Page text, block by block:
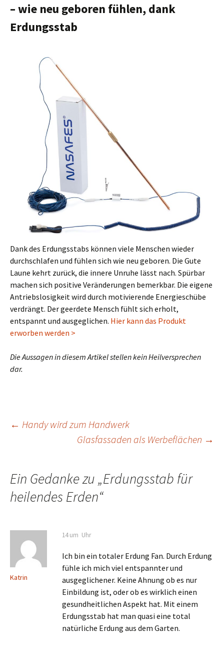
– wie neu geboren fühlen, dank
Erdungsstab
Dank des Erdungsstabs können viele Menschen wieder
durchschlafen und fühlen sich wie neu geboren. Die Gute
Laune kehrt zurück, die innere Unruhe lässt nach. Spürbar
machen sich positive Veränderungen bemerkbar. Die eigene
Antriebslosigkeit wird durch motivierende Energieschübe
verdrängt. Der geerdete Mensch fühlt sich erholt,
entspannt und ausgeglichen. Hier kann das Produkt
erworben werden >
Die Aussagen in diesem Artikel stellen kein Heilversprechen
dar.
Beitrags-
← Handy wird zum Handwerk
Glasfassaden als Werbeflächen →
Ein Gedanke zu „Erdungsstab für
heilendes Erden“
Katrin
14 um Uhr
Ich bin ein totaler Erdung Fan. Durch Erdung
fühle ich mich viel entspannter und
ausgeglichener. Keine Ahnung ob es nur
Einbildung ist, oder ob es wirklich einen
gesundheitlichen Aspekt hat. Mit einem
Erdungsstab hat man quasi eine total
natürliche Erdung aus dem Garten.